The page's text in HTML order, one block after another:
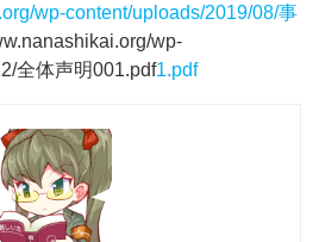
wp-content/uploads/2019/08/事
wp-
全体声明001.pdf1.pdf